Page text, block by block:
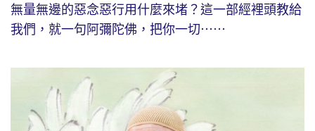
無量無邊的惡念惡行用什麼來堵？這一部經裡頭教給
我們，就一句阿彌陀佛，把你一切⋯⋯